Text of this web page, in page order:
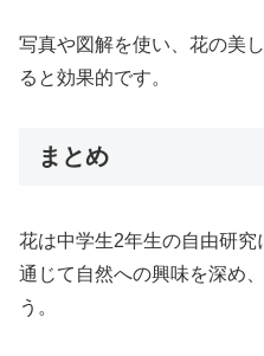
写真や図解を使い、花の美
ると効果的です。
まとめ
花は中学生2年生の自由研
通じて自然への興味を深め
う。